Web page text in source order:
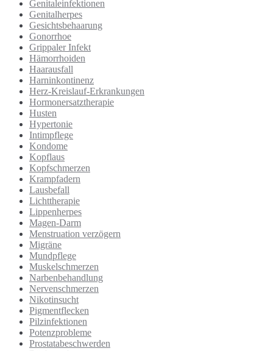
Genitaleinfektionen
Genitalherpes
Gesichtsbehaarung
Gonorrhoe
Grippaler Infekt
Hämorrhoiden
Haarausfall
Harninkontinenz
Herz-Kreislauf-Erkrankungen
Hormonersatztherapie
Husten
Hypertonie
Intimpflege
Kondome
Kopflaus
Kopfschmerzen
Krampfadern
Lausbefall
Lichttherapie
Lippenherpes
Magen-Darm
Menstruation verzögern
Migräne
Mundpflege
Muskelschmerzen
Narbenbehandlung
Nervenschmerzen
Nikotinsucht
Pigmentflecken
Pilzinfektionen
Potenzprobleme
Prostatabeschwerden